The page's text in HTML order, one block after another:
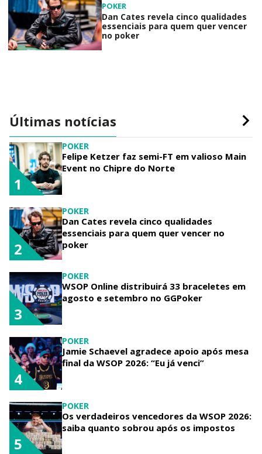
POKER
Dan Cates revela cinco qualidades
essenciais para quem quer vencer
no poker
Últimas notícias
POKER
Felipe Ketzer faz semi-FT em valioso Main
Event no Chipre do Norte
1
POKER
Dan Cates revela cinco qualidades
essenciais para quem quer vencer no
poker
2
POKER
WSOP Online distribuirá 33 braceletes em
agosto e setembro no GGPoker
3
POKER
Jamie Schaevel agradece apoio após mesa
final da WSOP 2026: “Eu já venci”
4
POKER
Os verdadeiros vencedores da WSOP 2026:
saiba quanto sobrou após os impostos
5